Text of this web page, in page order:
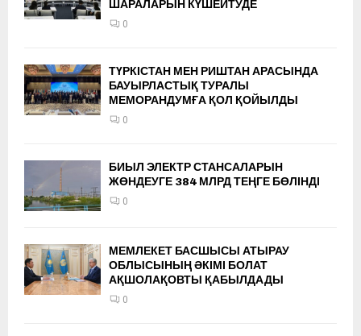
ШАРАЛАРЫН КҮШЕЙТУДЕ
0
ТҮРКІСТАН МЕН РИШТАН АРАСЫНДА
БАУЫРЛАСТЫҚ ТУРАЛЫ
МЕМОРАНДУМҒА ҚОЛ ҚОЙЫЛДЫ
0
БИЫЛ ЭЛЕКТР СТАНСАЛАРЫН
ЖӨНДЕУГЕ 384 МЛРД ТЕҢГЕ БӨЛІНДІ
0
МЕМЛЕКЕТ БАСШЫСЫ АТЫРАУ
ОБЛЫСЫНЫҢ ӘКІМІ БОЛАТ
АҚШОЛАҚОВТЫ ҚАБЫЛДАДЫ
0